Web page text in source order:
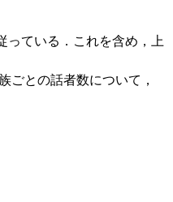
っている．これを含め，上
ごとの話者数について，